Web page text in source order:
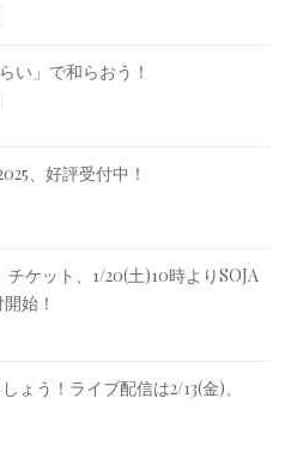
い」で和らおう！
、好評受付中！
チケット、1/20(土)10時よりSOJA
始！
ょう！ライブ配信は2/13(金)、